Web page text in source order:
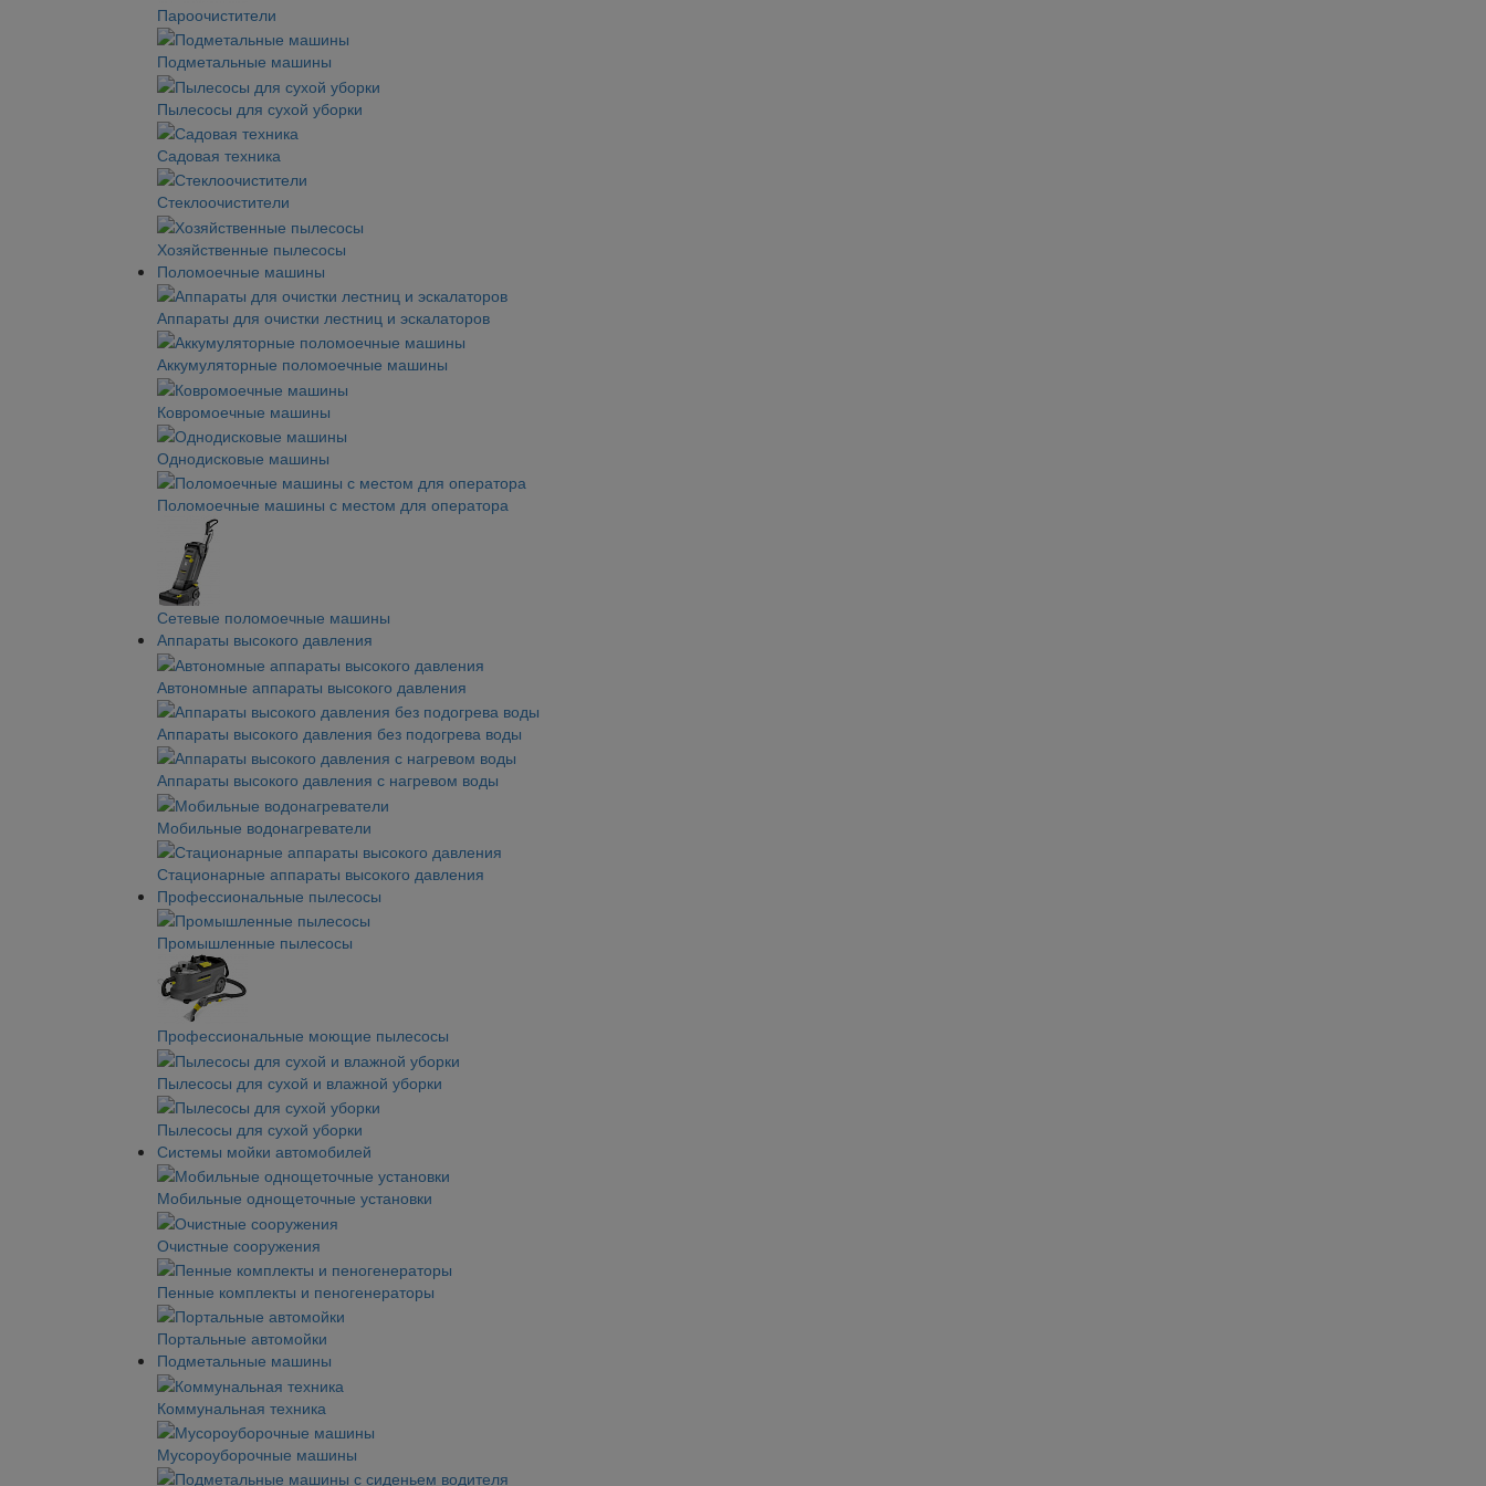
Пароочистители
Подметальные машины
Пылесосы для сухой уборки
Садовая техника
Стеклоочистители
Хозяйственные пылесосы
Поломоечные машины
Аппараты для очистки лестниц и эскалаторов
Аккумуляторные поломоечные машины
Ковромоечные машины
Однодисковые машины
Поломоечные машины с местом для оператора
Сетевые поломоечные машины
Аппараты высокого давления
Автономные аппараты высокого давления
Аппараты высокого давления без подогрева воды
Аппараты высокого давления с нагревом воды
Мобильные водонагреватели
Стационарные аппараты высокого давления
Профессиональные пылесосы
Промышленные пылесосы
Профессиональные моющие пылесосы
Пылесосы для сухой и влажной уборки
Пылесосы для сухой уборки
Системы мойки автомобилей
Мобильные однощеточные установки
Очистные сооружения
Пенные комплекты и пеногенераторы
Портальные автомойки
Подметальные машины
Коммунальная техника
Мусороуборочные машины